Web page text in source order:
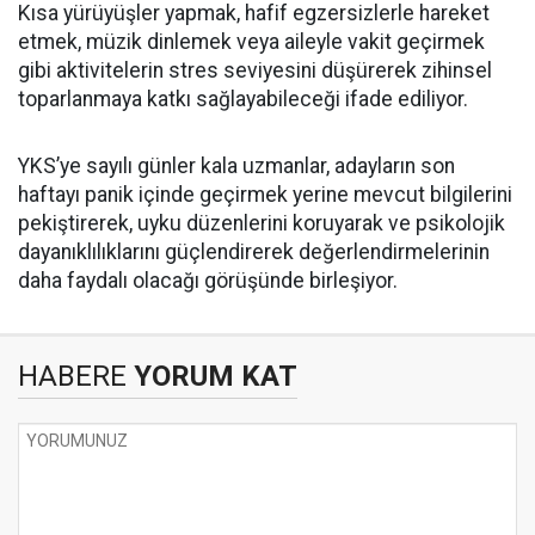
Kısa yürüyüşler yapmak, hafif egzersizlerle hareket
etmek, müzik dinlemek veya aileyle vakit geçirmek
gibi aktivitelerin stres seviyesini düşürerek zihinsel
toparlanmaya katkı sağlayabileceği ifade ediliyor.
YKS’ye sayılı günler kala uzmanlar, adayların son
haftayı panik içinde geçirmek yerine mevcut bilgilerini
pekiştirerek, uyku düzenlerini koruyarak ve psikolojik
dayanıklılıklarını güçlendirerek değerlendirmelerinin
daha faydalı olacağı görüşünde birleşiyor.
HABERE YORUM KAT